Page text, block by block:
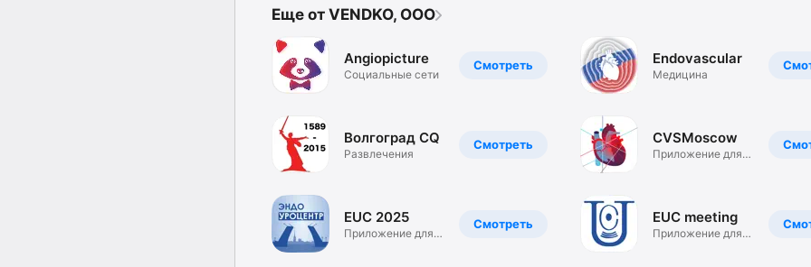
Еще от VENDKO, OOO
Смотреть
Angiopicture
Социальные сети
Смотреть
Волгоград CQ
Развлечения
Смотреть
EUC 2025
Приложение для
Endovascular
Медицина
CVSMoscow
Приложение для
EUC meeting
Приложение для